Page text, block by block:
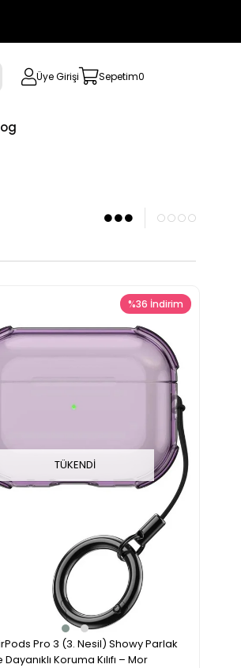
Üye Girişi Sepetim0
TÜKENDI
Pro 3 (3. Nesil) Showy Parlak
Koruma Kılıfı – Mor
%36 İndirim